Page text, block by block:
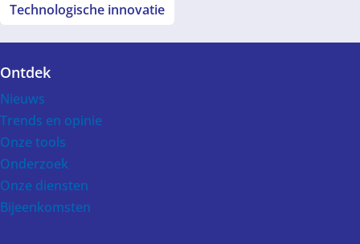
Technologische innovatie
Voet
Ontdek
Nieuws
Trends en opinie
Onze tools
Onderzoek
Onze diensten
Bijeenkomsten